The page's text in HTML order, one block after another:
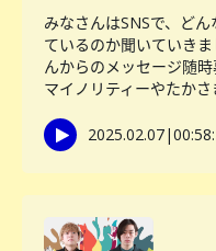
みなさんはSNSで、ど
ているのか聞いていき
んからのメッセージ随
マイノリティーやたか
2025.02.07|